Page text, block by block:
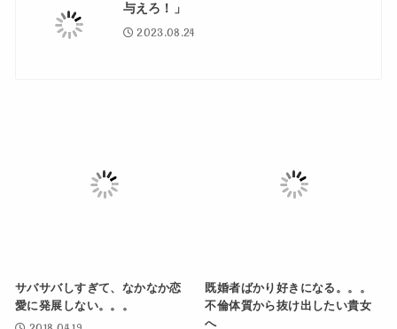
与えろ！」
2023.08.24
サバサバしすぎて、なかなか恋
愛に発展しない。。。
既婚者ばかり好きになる。。。
不倫体質から抜け出したい貴女
へ